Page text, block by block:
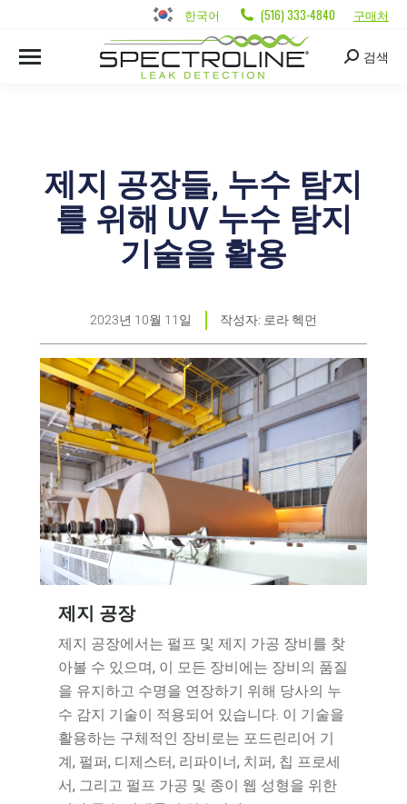
한국어 (516) 333-4840 구매처
검색
제지 공장들, 누수 탐지
를 위해 UV 누수 탐지
기술을 활용
2023년 10월 11일 작성자: 로라 헥먼
제지 공장
제지 공장에서는 펄프 및 제지 가공 장비를 찾
아볼 수 있으며, 이 모든 장비에는 장비의 품질
을 유지하고 수명을 연장하기 위해 당사의 누
수 감지 기술이 적용되어 있습니다. 이 기술을
활용하는 구체적인 장비로는 포드린리어 기
계, 펄퍼, 디제스터, 리파이너, 치퍼, 칩 프로세
서, 그리고 펄프 가공 및 종이 웹 성형을 위한